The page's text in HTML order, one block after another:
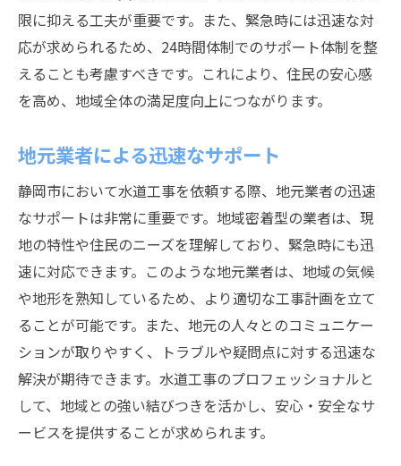
限に抑える工夫が重要です。また、緊急時には迅速な対
応が求められるため、24時間体制でのサポート体制を整
えることも考慮すべきです。これにより、住民の安心感
を高め、地域全体の満足度向上につながります。
地元業者による迅速なサポート
静岡市において水道工事を依頼する際、地元業者の迅速
なサポートは非常に重要です。地域密着型の業者は、現
地の特性や住民のニーズを理解しており、緊急時にも迅
速に対応できます。このような地元業者は、地域の気候
や地形を熟知しているため、より適切な工事計画を立て
ることが可能です。また、地元の人々とのコミュニケー
ションが取りやすく、トラブルや疑問点に対する迅速な
解決が期待できます。水道工事のプロフェッショナルと
して、地域との強い結びつきを活かし、安心・安全なサ
ービスを提供することが求められます。